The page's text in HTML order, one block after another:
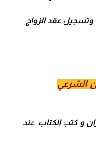
وتسجيل عقد الزواج
الشرعي
و كتب الكتاب عند